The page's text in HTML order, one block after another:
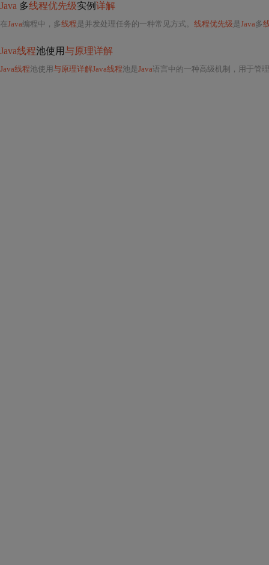
Java 多线程优先级实例详解
在Java编程中，多线程是并发处理任务的一种常见方式。 线程优先级是Java多
Java线程池使用与原理详解
Java线程池使用与原理详解Java线程池是Java语言中的一种高级机制，用于管